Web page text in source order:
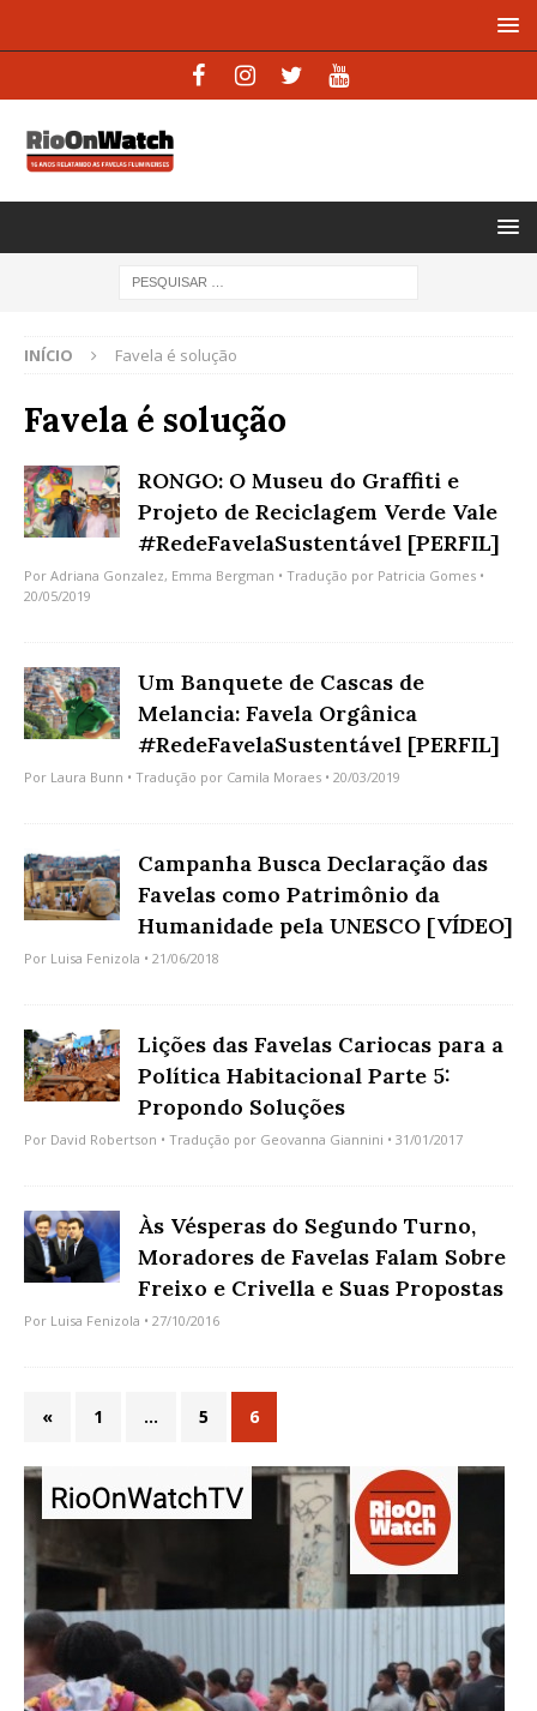
INÍCIO Favela é solução
Favela é solução
RONGO: O Museu do Graffiti e
Projeto de Reciclagem Verde Vale
#RedeFavelaSustentável [PERFIL]
Por Adriana Gonzalez, Emma Bergman • Tradução por Patricia Gomes •
20/05/2019
Um Banquete de Cascas de
Melancia: Favela Orgânica
#RedeFavelaSustentável [PERFIL]
Por Laura Bunn • Tradução por Camila Moraes • 20/03/2019
Campanha Busca Declaração das
Favelas como Patrimônio da
Humanidade pela UNESCO [VÍDEO]
Por Luisa Fenizola • 21/06/2018
Lições das Favelas Cariocas para a
Política Habitacional Parte 5:
Propondo Soluções
Por David Robertson • Tradução por Geovanna Giannini • 31/01/2017
Às Vésperas do Segundo Turno,
Moradores de Favelas Falam Sobre
Freixo e Crivella e Suas Propostas
Por Luisa Fenizola • 27/10/2016
« 1 … 5 6